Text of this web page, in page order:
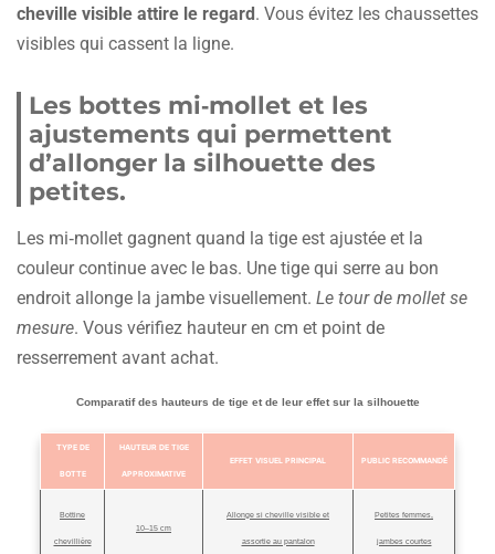
cheville visible attire le regard . Vous évitez les chaussettes
visibles qui cassent la ligne.
Les bottes mi‑mollet et les
ajustements qui permettent
d’allonger la silhouette des
petites.
Les mi‑mollet gagnent quand la tige est ajustée et la
couleur continue avec le bas. Une tige qui serre au bon
endroit allonge la jambe visuellement. Le tour de mollet se
mesure. Vous vérifiez hauteur en cm et point de
resserrement avant achat.
Comparatif des hauteurs de tige et de leur effet sur la silhouette
TYPE DE
BOTTE
HAUTEUR DE TIGE
APPROXIMATIVE
EFFET VISUEL PRINCIPAL PUBLIC RECOMMANDÉ
Bottine
chevillière
10–15 cm
Allonge si cheville visible et
assortie au pantalon
Petites femmes,
jambes courtes